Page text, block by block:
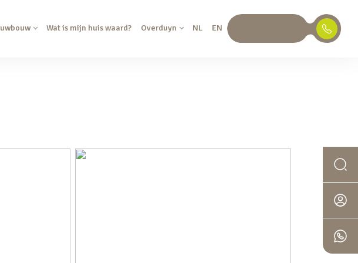
Wat is mijn huis waard? Overduyn NL EN